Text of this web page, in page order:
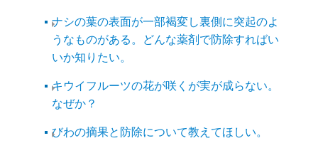
ナシの葉の表面が一部褐変し裏側に突起のよ
うなものがある。どんな薬剤で防除すればい
いか知りたい。
キウイフルーツの花が咲くが実が成らない。
なぜか？
びわの摘果と防除について教えてほしい。